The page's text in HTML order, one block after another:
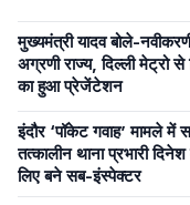
मुख्यमंत्री यादव बोले-
अग्रणी राज्य, दिल्ली मेट्रो से किया
का हुआ प्रेजेंटेशन
इंदौर ‘पॉकेट गवाह’ मामले में
तत्कालीन थाना प्रभारी
लिए बने सब-इंस्पेक्टर